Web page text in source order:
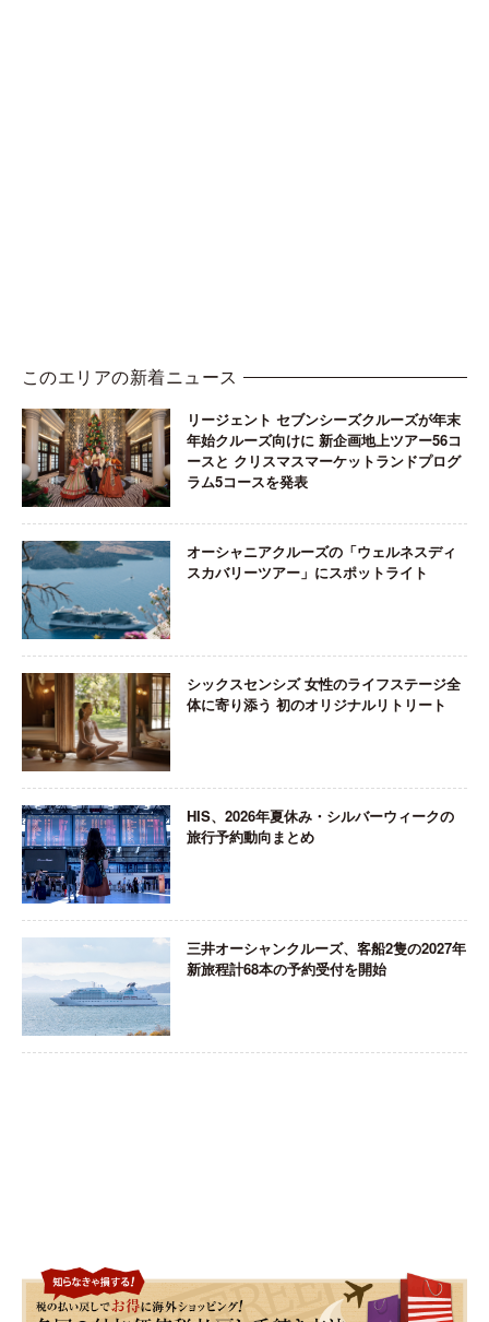
このエリアの新着ニュース
リージェント セブンシーズクルーズが年末
年始クルーズ向けに 新企画地上ツアー56コ
ースと クリスマスマーケットランドプログ
ラム5コースを発表
オーシャニアクルーズの「ウェルネスディ
スカバリーツアー」にスポットライト
シックスセンシズ 女性のライフステージ全
体に寄り添う 初のオリジナルリトリート
HIS、2026年夏休み・シルバーウィークの
旅行予約動向まとめ
三井オーシャンクルーズ、客船2隻の2027年
新旅程計68本の予約受付を開始